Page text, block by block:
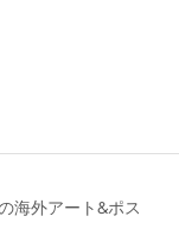
海外アート&ポス